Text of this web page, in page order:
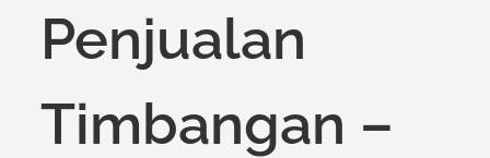
Penjualan
Timbangan –